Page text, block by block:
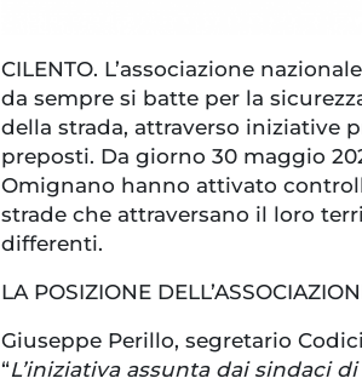
CILENTO. L’associazione
da sempre si batte per la
della strada, attraverso iniziative
preposti. Da giorno 30 maggio
Omignano hanno attivato
strade che attraversano il loro
differenti.
LA POSIZIONE
Giuseppe Perillo, segretario
“L’iniziativa assunta dai sindaci